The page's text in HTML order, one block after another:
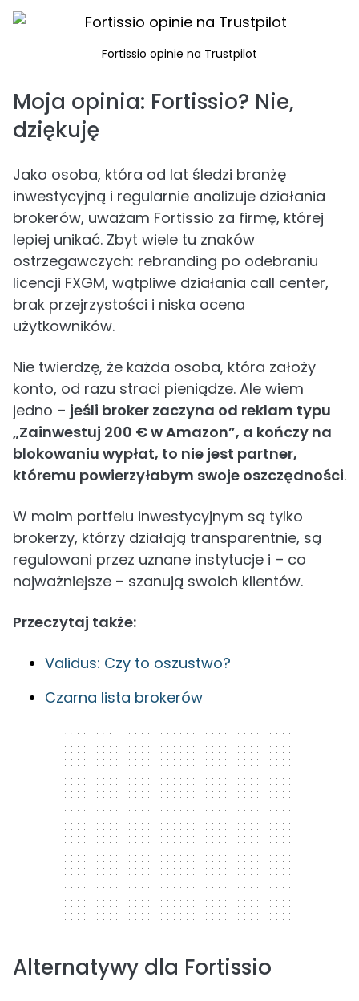
Fortissio opinie na Trustpilot
Moja opinia: Fortissio? Nie,
dziękuję
Jako osoba, która od lat śledzi branżę
inwestycyjną i regularnie analizuje działania
brokerów, uważam Fortissio za firmę, której
lepiej unikać. Zbyt wiele tu znaków
ostrzegawczych: rebranding po odebraniu
licencji FXGM, wątpliwe działania call center,
brak przejrzystości i niska ocena
użytkowników.
Nie twierdzę, że każda osoba, która założy
konto, od razu straci pieniądze. Ale wiem
jedno – jeśli broker zaczyna od reklam typu
„Zainwestuj 200 € w Amazon”, a kończy na
blokowaniu wypłat, to nie jest partner,
któremu powierzyłabym swoje oszczędności.
W moim portfelu inwestycyjnym są tylko
brokerzy, którzy działają transparentnie, są
regulowani przez uznane instytucje i – co
najważniejsze – szanują swoich klientów.
Przeczytaj także:
Validus: Czy to oszustwo?
Czarna lista brokerów
300 x 250
Alternatywy dla Fortissio